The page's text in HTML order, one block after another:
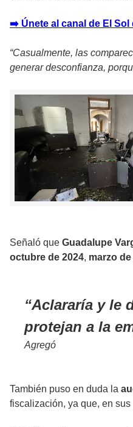
➡️ Únete al canal de El
“Casualmente, las
generar desconfianza,
Señaló que Guadalupe
octubre de 2024, marzo de
Aclararía y le
protejan a la
Agregó
También puso en duda la
fiscalización, ya que, en